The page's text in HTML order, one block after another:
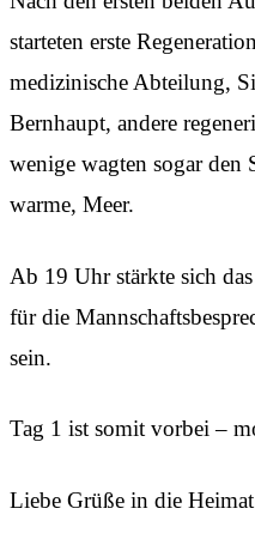
starteten erste
medizinische Abteilung,
Bernhaupt, andere
wenige wagten sogar den
warme, Meer.
Ab 19 Uhr stärkte sich
für die
sein.
Tag 1 ist somit vorbei –
Liebe Grüße in die Heimat